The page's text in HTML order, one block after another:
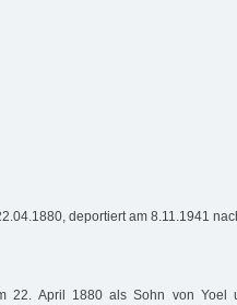
deportiert am 8.11.1941
22. April 1880 als Sohn von Yoel